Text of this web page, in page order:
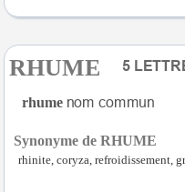
RHUME
rhume
Synonyme de RHUME
rhinite, coryza, refroidissement,